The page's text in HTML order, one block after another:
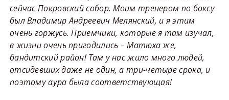
сейчас Покровский собор. Моим тренером по боксу
был Владимир Андреевич Мелянский, и я этим
очень горжусь. Приемчики, которые я там изучал,
в жизни очень пригодились – Матюха же,
бандитский район! Там у нас жило много людей,
отсидевших даже не один, а три-четыре срока, и
поэтому аура была соответствующая!